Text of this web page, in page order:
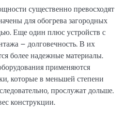
существенно превосходят
для обогрева загородных
Еще один плюс устройств с
– долговечность. В их
более надежные материалы.
применяются
которые в меньшей степени
прослужат дольше.
конструкции.